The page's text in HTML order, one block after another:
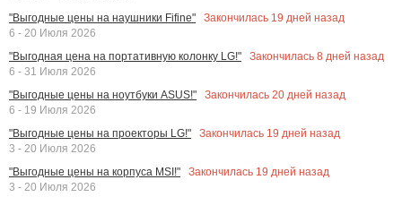
"Выгодные цены на наушники Fifine"
Закончилась 19 дней назад
6 - 20 Июля 2026
"Выгодная цена на портативную колонку LG!"
Закончилась 8 дней назад
6 - 31 Июля 2026
"Выгодные цены на ноутбуки ASUS!"
Закончилась 20 дней назад
6 - 19 Июля 2026
"Выгодные цены на проекторы LG!"
Закончилась 19 дней назад
3 - 20 Июля 2026
"Выгодные цены на корпуса MSI!"
Закончилась 19 дней назад
3 - 20 Июля 2026